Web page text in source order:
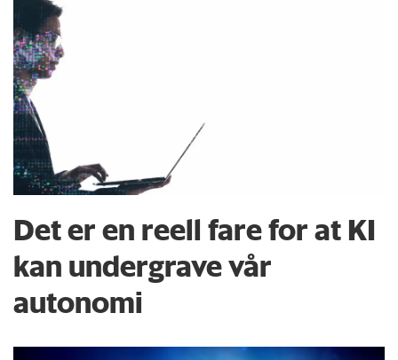
Det er en reell fare for at KI
kan undergrave vår
autonomi